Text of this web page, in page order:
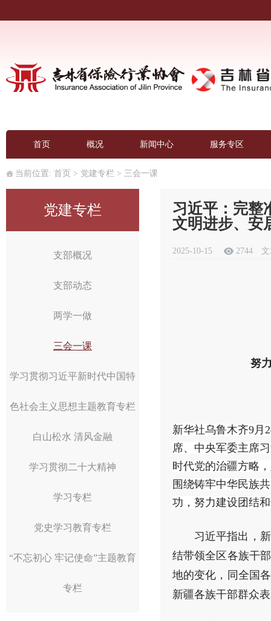
首页 概况 新闻中心 服务专区
当前位置: 首页 > 党建专栏 > 三会一课
党建专栏
支部概况
支部动态
两学一做
三会一课
学习贯彻习近平新时代中国特
色社会主义思想主题教育专栏
白山松水 清风金融
学习贯彻二十大精神
学习专栏
党史学习教育专栏
“不忘初心 牢记使命”主题教育
专栏
习近平：完整
文明进步、安
2025-10-15 2744
努
新华社乌鲁木齐9月
席、中央军委主席
时代党的治疆方略
围绕铸牢中华民族
功，努力建设团结
习近平指出，
结带领全区各族干
地的变化，同全国
新疆各族干部群众